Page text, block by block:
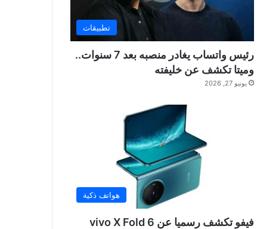
تطبيقات
رئيس واتساب يغادر منصبه بعد 7 سنوات..
وميتا تكشف عن خليفته
يونيو 27, 2026
هواتف ذكية
فيفو تكشف رسميا عن vivo X Fold 6